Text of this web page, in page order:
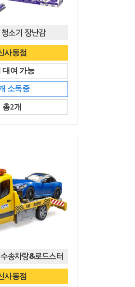
소기 장난감
사동점
대여 가능
소독중
총2개
송차랑&로드스터
사동점